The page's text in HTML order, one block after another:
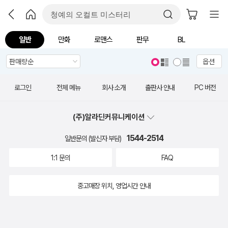
일반 만화 로맨스 판무 BL
옵션
로그인 전체 메뉴 회사 소개 출판사 안내 PC 버전
(주)알라딘커뮤니케이션
일반문의 (발신자 부담) 1544-2514
1:1 문의 FAQ
중고매장 위치, 영업시간 안내